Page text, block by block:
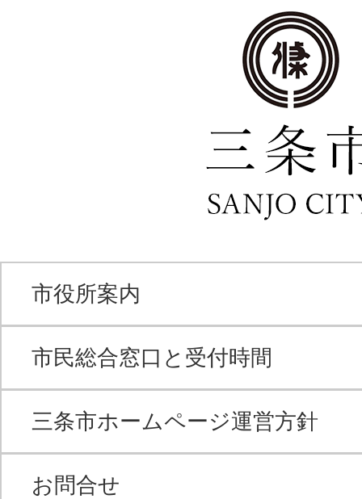
市役所案内
市民総合窓口と受付時間
三条市ホームページ運営方針
お問合せ